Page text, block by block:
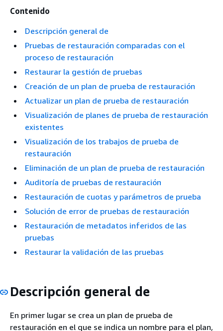
Contenido
Descripción general de
Pruebas de restauración comparadas con el
proceso de restauración
Restaurar la gestión de pruebas
Creación de un plan de prueba de restauración
Actualizar un plan de prueba de restauración
Visualización de planes de prueba de restauración
existentes
Visualización de los trabajos de prueba de
restauración
Eliminación de un plan de prueba de restauración
Auditoría de pruebas de restauración
Restauración de cuotas y parámetros de prueba
Solución de error de pruebas de restauración
Restauración de metadatos inferidos de las
pruebas
Restaurar la validación de las pruebas
Descripción general de
En primer lugar se crea un plan de prueba de
restauración en el que se indica un nombre para el plan,